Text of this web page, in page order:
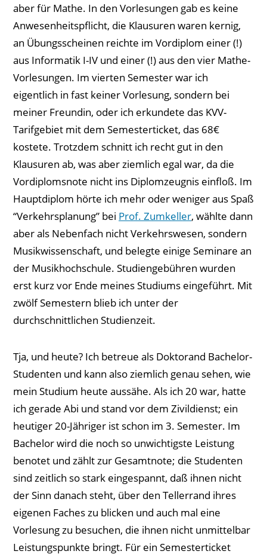
aber für Mathe. In den Vorlesungen gab es keine
Anwesenheitspflicht, die Klausuren waren kernig,
an Übungsscheinen reichte im Vordiplom einer (!)
aus Informatik I-IV und einer (!) aus den vier Mathe-
Vorlesungen. Im vierten Semester war ich
eigentlich in fast keiner Vorlesung, sondern bei
meiner Freundin, oder ich erkundete das KVV-
Tarifgebiet mit dem Semesterticket, das 68€
kostete. Trotzdem schnitt ich recht gut in den
Klausuren ab, was aber ziemlich egal war, da die
Vordiplomsnote nicht ins Diplomzeugnis einfloß. Im
Hauptdiplom hörte ich mehr oder weniger aus Spaß
“Verkehrsplanung” bei Prof. Zumkeller, wählte dann
aber als Nebenfach nicht Verkehrswesen, sondern
Musikwissenschaft, und belegte einige Seminare an
der Musikhochschule. Studiengebühren wurden
erst kurz vor Ende meines Studiums eingeführt. Mit
zwölf Semestern blieb ich unter der
durchschnittlichen Studienzeit.
Tja, und heute? Ich betreue als Doktorand Bachelor-
Studenten und kann also ziemlich genau sehen, wie
mein Studium heute aussähe. Als ich 20 war, hatte
ich gerade Abi und stand vor dem Zivildienst; ein
heutiger 20-Jähriger ist schon im 3. Semester. Im
Bachelor wird die noch so unwichtigste Leistung
benotet und zählt zur Gesamtnote; die Studenten
sind zeitlich so stark eingespannt, daß ihnen nicht
der Sinn danach steht, über den Tellerrand ihres
eigenen Faches zu blicken und auch mal eine
Vorlesung zu besuchen, die ihnen nicht unmittelbar
Leistungspunkte bringt. Für ein Semesterticket